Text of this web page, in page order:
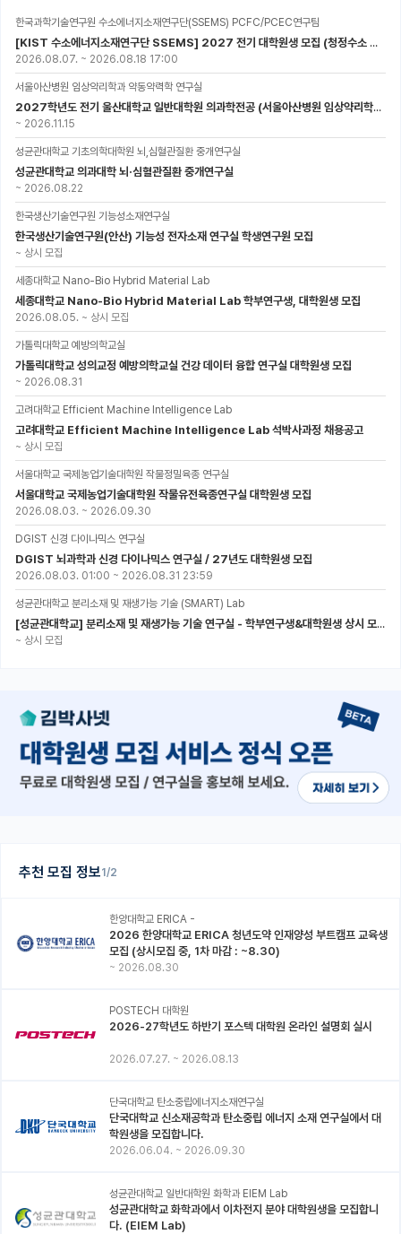
추천 모집 정보1/2
한양대학교 ERICA -
2026 한양대학교 ERICA 청년도약 인재양성 부트캠프 교육생
모집 (상시모집 중, 1차 마감 : ~8.30)
~ 2026.08.30
POSTECH 대학원
2026-27학년도 하반기 포스텍 대학원 온라인 설명회 실시
2026.07.27. ~ 2026.08.13
단국대학교 탄소중립에너지소재연구실
단국대학교 신소재공학과 탄소중립 에너지 소재 연구실에서 대
학원생을 모집합니다.
2026.06.04. ~ 2026.09.30
성균관대학교 일반대학원 화학과 EIEM Lab
성균관대학교 화학과에서 이차전지 분야 대학원생을 모집합니
다. (EIEM Lab)
한국과학기술연구원 수소에너지소재연구단(SSEMS) PCFC/PCEC연구팀
[KIST 수소에너지소재연구단 SSEMS] 2027 전기 대학원생 모집 (청정수소 생산/활용을 위한 프로톤 세라믹 전지)
2026.08.07. ~ 2026.08.18 17:00
서울아산병원 임상약리학과 약동약력학 연구실
2027학년도 전기 울산대학교 일반대학원 의과학전공 (서울아산병원 임상약리학과 약동약력학 연구실) 대학원생 모집공고
~ 2026.11.15
성균관대학교 기초의학대학원 뇌,심혈관질환 중개연구실
성균관대학교 의과대학 뇌·심혈관질환 중개연구실
~ 2026.08.22
한국생산기술연구원 기능성소재연구실
한국생산기술연구원(안산) 기능성 전자소재 연구실 학생연구원 모집
~ 상시 모집
세종대학교 Nano-Bio Hybrid Material Lab
세종대학교 Nano-Bio Hybrid Material Lab 학부연구생, 대학원생 모집
2026.08.05. ~ 상시 모집
가톨릭대학교 예방의학교실
가톨릭대학교 성의교정 예방의학교실 건강 데이터 융합 연구실 대학원생 모집
~ 2026.08.31
고려대학교 Efficient Machine Intelligence Lab
고려대학교 Efficient Machine Intelligence Lab 석박사과정 채용공고
~ 상시 모집
서울대학교 국제농업기술대학원 작물정밀육종 연구실
서울대학교 국제농업기술대학원 작물유전육종연구실 대학원생 모집
2026.08.03. ~ 2026.09.30
DGIST 신경 다이나믹스 연구실
DGIST 뇌과학과 신경 다이나믹스 연구실 / 27년도 대학원생 모집
2026.08.03. 01:00 ~ 2026.08.31 23:59
성균관대학교 분리소재 및 재생가능 기술 (SMART) Lab
[성균관대학교] 분리소재 및 재생가능 기술 연구실 - 학부연구생&대학원생 상시 모집 (미래에너지공학과)
~ 상시 모집